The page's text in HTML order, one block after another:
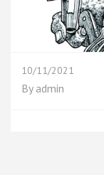
10/11/2021
By admin